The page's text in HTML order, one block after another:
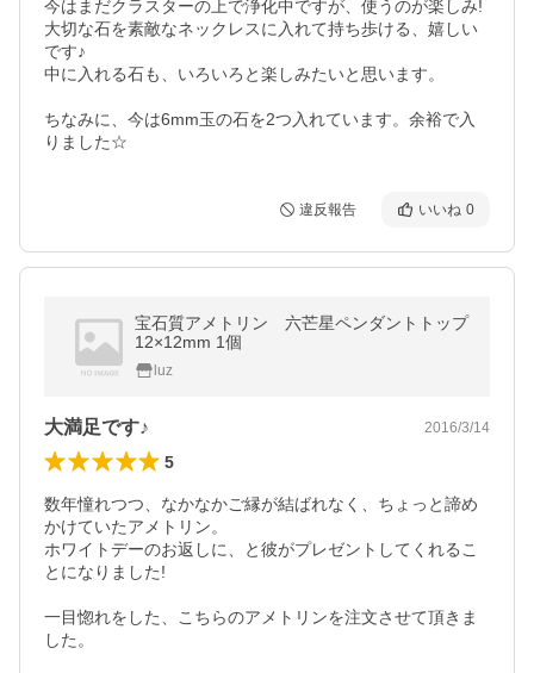
今はまだクラスターの上で浄化中ですが、使うのが楽しみ!
大切な石を素敵なネックレスに入れて持ち歩ける、嬉しい
です♪
中に入れる石も、いろいろと楽しみたいと思います。
ちなみに、今は6mm玉の石を2つ入れています。余裕で入
りました☆
違反報告 いいね 0
宝石質アメトリン 六芒星ペンダントトップ
12×12mm 1個
luz
大満足です♪ 2016/3/14
5
数年憧れつつ、なかなかご縁が結ばれなく、ちょっと諦め
かけていたアメトリン。
ホワイトデーのお返しに、と彼がプレゼントしてくれるこ
とになりました!
一目惚れをした、こちらのアメトリンを注文させて頂きま
した。